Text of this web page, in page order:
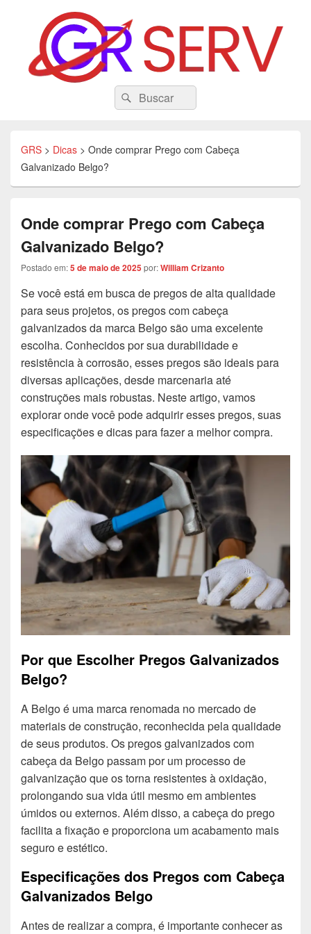
Tecnologia, Eduacação, Dicas e Variedades
Search
for:
Pesquisar
GRS > Dicas > Onde comprar Prego com Cabeça
Galvanizado Belgo?
Onde comprar Prego com Cabeça
Galvanizado Belgo?
Postado em:5 de maio de 2025por:William Crizanto
Se você está em busca de pregos de alta qualidade
para seus projetos, os pregos com cabeça
galvanizados da marca Belgo são uma excelente
escolha. Conhecidos por sua durabilidade e
resistência à corrosão, esses pregos são ideais para
diversas aplicações, desde marcenaria até
construções mais robustas. Neste artigo, vamos
explorar onde você pode adquirir esses pregos, suas
especificações e dicas para fazer a melhor compra.
Por que Escolher Pregos Galvanizados
Belgo?
A Belgo é uma marca renomada no mercado de
materiais de construção, reconhecida pela qualidade
de seus produtos. Os pregos galvanizados com
cabeça da Belgo passam por um processo de
galvanização que os torna resistentes à oxidação,
prolongando sua vida útil mesmo em ambientes
úmidos ou externos. Além disso, a cabeça do prego
facilita a fixação e proporciona um acabamento mais
seguro e estético.
Especificações dos Pregos com Cabeça
Galvanizados Belgo
Antes de realizar a compra, é importante conhecer as